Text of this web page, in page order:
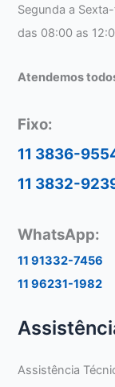
Segunda a
das 08:00 as
Atendemos
Fixo:
11 3836-
11 3832-
WhatsApp:
11 91332-7456
11 96231-1982
Assistência